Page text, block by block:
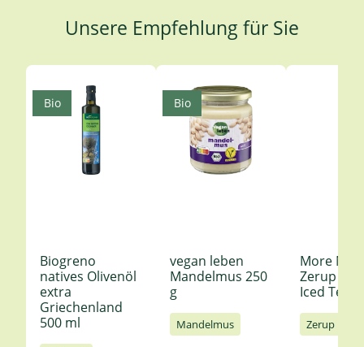
Unsere Empfehlung für Sie
Produktgalerie überspringen
Biogreno
natives Olivenöl
extra
Griechenland
500 ml
Bio
vegan leben
Mandelmus 250
g
Mandelmus
Bio
More
Zerup
Iced Tea
Zerup